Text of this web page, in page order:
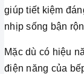
giúp tiết kiệm
nhịp sống bận
Mặc dù có hiệu
điện năng của